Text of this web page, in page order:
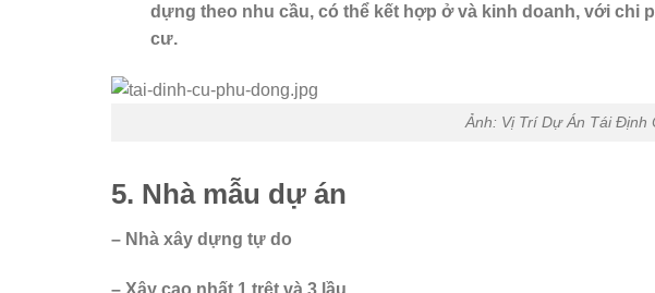
dựng theo nhu cầu, có thể kết hợp ở và kinh doanh, với chi
cư.
Ảnh: Vị Trí Dự Án Tái Định
5. Nhà mẫu dự án
– Nhà xây dựng tự do